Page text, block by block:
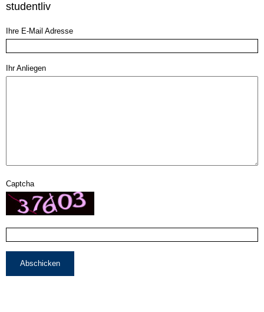
studentliv
Ihre E-Mail Adresse
Ihr Anliegen
Captcha
Abschicken